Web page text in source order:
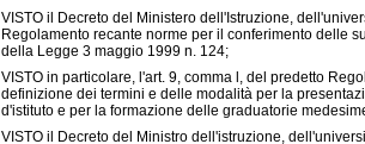
VISTO il Decreto del Ministero dell'Istruzione,
Regolamento recante norme per il conferimento delle
della Legge 3 maggio 1999 n. 124;
VISTO in particolare, l'art. 9, comma l, del predetto
definizione dei termini e delle modalità per la
d'istituto e per la formazione delle graduatorie
VISTO il Decreto del Ministro dell'istruzione,